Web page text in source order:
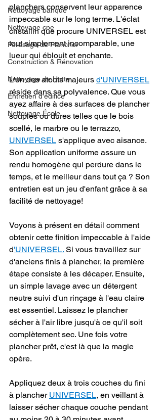
Nettoyage banque
Nettoyage cpe
Polissage de Plancher
Construction & Rénovation
Nettoyage de Hotte
Entretien d'édifice
Nettoyage École
planchers conservent leur apparence
impeccable sur le long terme. L'éclat
cristallin que procure UNIVERSEL est
tout simplement incomparable, une
lueur qui éblouit et enchante.
L'un des atouts majeurs d'UNIVERSEL
réside dans sa polyvalence. Que vous
ayez affaire à des surfaces de plancher
souples ou dures telles que le bois
scellé, le marbre ou le terrazzo,
UNIVERSEL s'applique avec aisance.
Son application uniforme assure un
rendu homogène qui perdure dans le
temps, et le meilleur dans tout ça ? Son
entretien est un jeu d'enfant grâce à sa
facilité de nettoyage!
Voyons à présent en détail comment
obtenir cette finition impeccable à l'aide
d'UNIVERSEL. Si vous travaillez sur
d'anciens finis à plancher, la première
étape consiste à les décaper. Ensuite,
un simple lavage avec un détergent
neutre suivi d'un rinçage à l'eau claire
est essentiel. Laissez le plancher
sécher à l'air libre jusqu'à ce qu'il soit
complètement sec. Une fois votre
plancher prêt, c'est là que la magie
opère.
Appliquez deux à trois couches du fini
à plancher UNIVERSEL, en veillant à
laisser sécher chaque couche pendant